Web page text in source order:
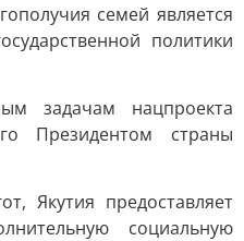
семей является
политики
задачам нацпроекта
Президентом страны
Якутия предоставляет
социальную